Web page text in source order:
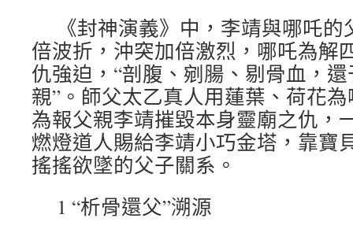
《封神演義》中，李靖與哪吒
倍波折，沖突加倍激烈，哪吒為解
仇強迫，“剖腹、剜腸、剔骨血，
親”。師父太乙真人用蓮葉、荷花
為報父親李靖摧毀本身靈廟之仇，
燃燈道人賜給李靖小巧金塔，靠寶
搖搖欲墜的父子關系。
1 “析骨還父”溯源